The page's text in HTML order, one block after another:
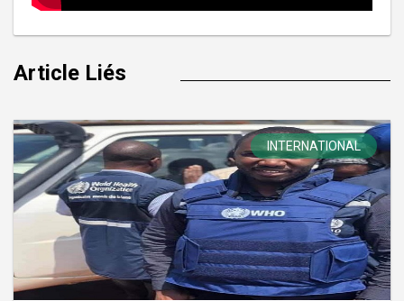
Article Liés
INTERNATIONAL